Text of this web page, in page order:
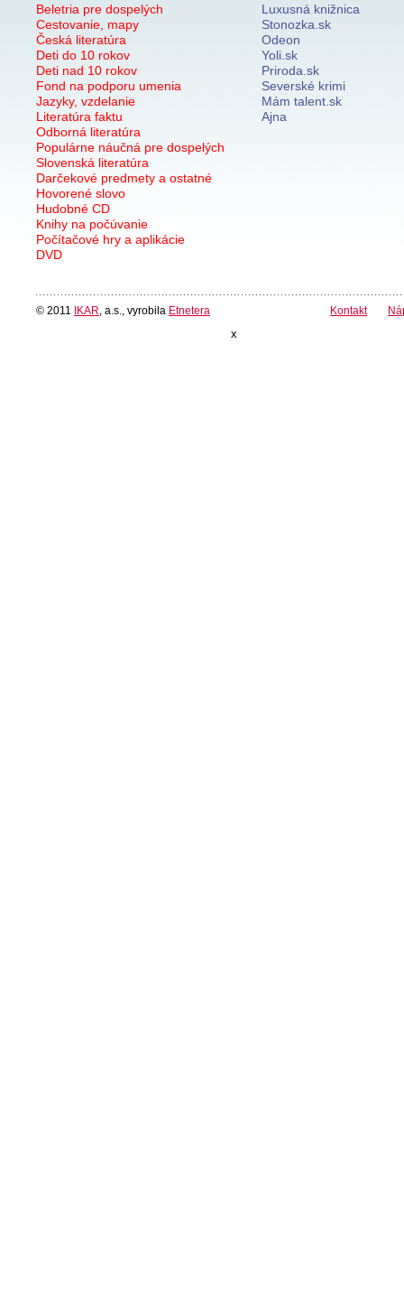
Beletria pre dospelých
Cestovanie, mapy
Česká literatúra
Deti do 10 rokov
Deti nad 10 rokov
Fond na podporu umenia
Jazyky, vzdelanie
Literatúra faktu
Odborná literatúra
Populárne náučná pre dospelých
Slovenská literatúra
Darčekové predmety a ostatné
Hovorené slovo
Hudobné CD
Knihy na počúvanie
Počítačové hry a aplikácie
DVD
Luxusná knižnica
Stonozka.sk
Odeon
Yoli.sk
Priroda.sk
Severské krimi
Mám talent.sk
Ajna
© 2011 IKAR , a.s., vyrobila Etnetera Kontakt
x